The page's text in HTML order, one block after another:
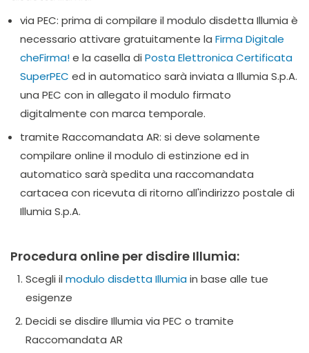
via PEC: prima di compilare il modulo disdetta Illumia è
necessario attivare gratuitamente la Firma Digitale
cheFirma!e la casella di Posta Elettronica Certificata
SuperPEC ed in automatico sarà inviata a Illumia S.p.A.
una PEC con in allegato il modulo firmato
digitalmente con marca temporale.
tramite Raccomandata AR: si deve solamente
compilare online il modulo di estinzione ed in
automatico sarà spedita una raccomandata
cartacea con ricevuta di ritorno all'indirizzo postale di
Illumia S.p.A.
Procedura online per disdire Illumia:
Scegli il modulo disdetta Illumiain base alle tue
esigenze
Decidi se disdire Illumia via PEC o tramite
Raccomandata AR